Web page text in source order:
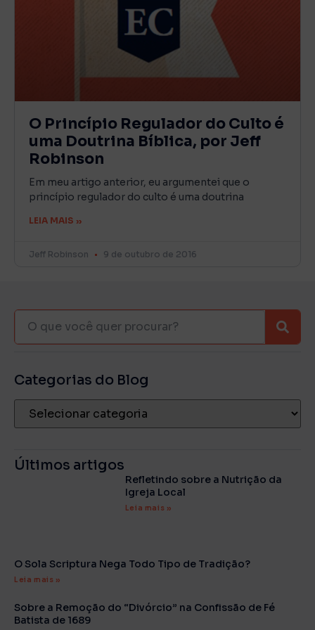
O Princípio Regulador do Culto é
uma Doutrina Bíblica, por Jeff
Robinson
Em meu artigo anterior, eu argumentei que o
princípio regulador do culto é uma doutrina
LEIA MAIS »
Jeff Robinson 9 de outubro de 2016
Categorias do Blog
Últimos artigos
Refletindo sobre a Nutrição da
Igreja Local
Leia mais »
O Sola Scriptura Nega Todo Tipo de Tradição?
Leia mais »
Sobre a Remoção do “Divórcio” na Confissão de Fé
Batista de 1689